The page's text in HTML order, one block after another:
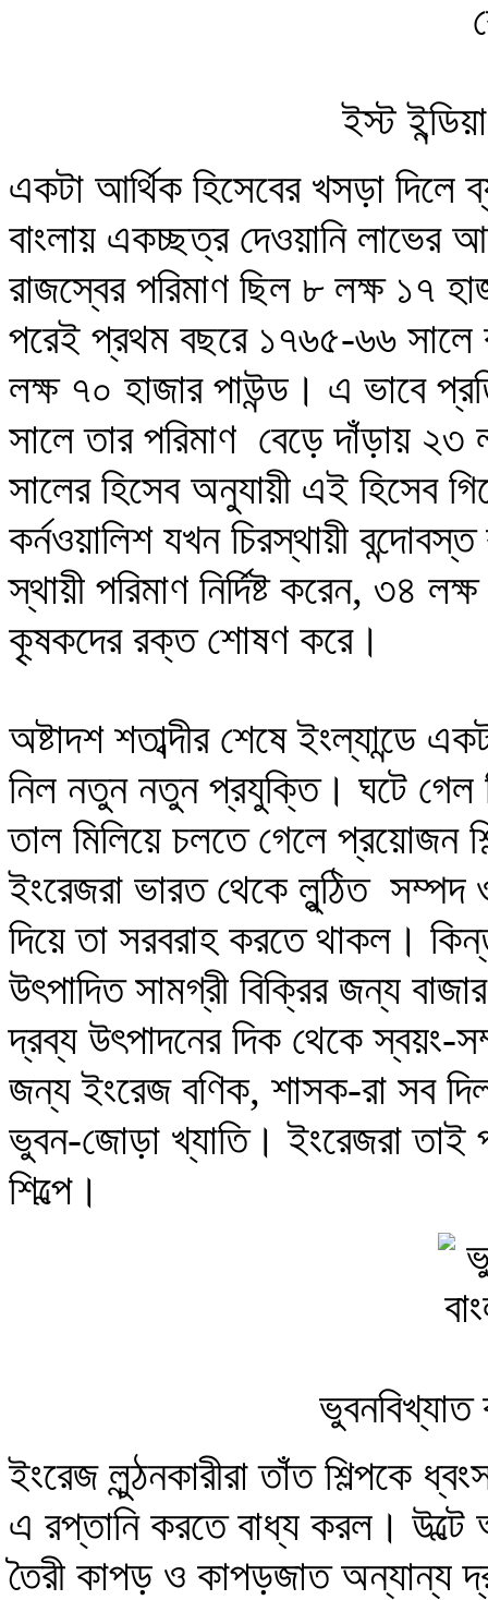
ইস্ট
একটা আর্থিক হিসেবের খসড়া দিলে
বাংলায় একচ্ছত্র দেওয়ানি লাভের
রাজস্বের পরিমাণ ছিল ৮ লক্ষ ১৭
পরেই প্রথম বছরে ১৭৬৫-৬৬ সালে
লক্ষ ৭০ হাজার পাউন্ড। এ ভাবে
সালে তার পরিমাণ বেড়ে দাঁড়ায়
সালের হিসেব অনুযায়ী এই হিসেব
কর্নওয়ালিশ যখন চিরস্থায়ী
স্থায়ী পরিমাণ নির্দিষ্ট করেন, ৩৪
কৃ্ষকদের রক্ত শোষণ করে।
অষ্টাদশ শতাব্দীর শেষে ইংল্যান্ডে
নিল নতুন নতুন প্রযুক্তি। ঘটে গেল
তাল মিলিয়ে চলতে গেলে প্রয়োজন
ইংরেজরা ভারত থেকে লুন্ঠিত সম্পদ
দিয়ে তা সরবরাহ করতে থাকল।
উৎপাদিত সামগ্রী বিক্রির জন্য
দ্রব্য উৎপাদনের দিক থেকে স্বয়ং-
জন্য ইংরেজ বণিক, শাসক-রা সব
ভুবন-জোড়া খ্যাতি। ইংরেজরা তাই
শিল্পে।
ভুবনবিখ্যাত
ইংরেজ লুন্ঠনকারীরা তাঁত শিল্পকে
এ রপ্তানি করতে বাধ্য করল। উল্টে
তৈরী কাপড় ও কাপড়জাত অন্যান্য